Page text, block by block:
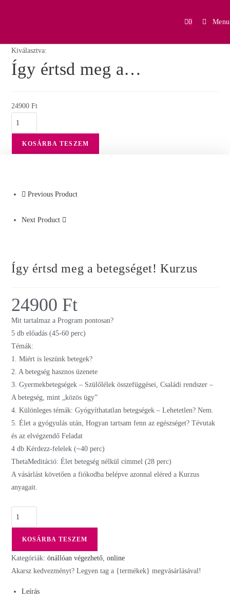
0 Menu
Kiválasztva:
Így értsd meg a…
24900Ft
KOSÁRBA TESZEM
Previous Product
Next Product
Így értsd meg a betegséget! Kurzus
24900 Ft
Mit tartalmaz a Program pontosan?
5 db előadás (45-60 perc)
Témák:
1. Miért is leszünk betegek?
2. A betegség hasznos üzenete
3. Gyermekbetegségek – Szülőlélek összefüggései, Családi rendszer –
A betegség, mint „közös ügy”
4. Különleges témák: Gyógyíthatatlan betegségek – Lehetetlen? Nem.
5. Élet a gyógyulás után, Hogyan tartsam fenn az egészséget? Tévutak
és az elvégzendő Feladat
4 db Kérdezz-felelek (~40 perc)
ThetaMeditáció: Élet betegség nélkül címmel (28 perc)
A vásárlást követően a fiókodba belépve azonnal eléred a Kurzus
anyagait.
KOSÁRBA TESZEM
Kategóriák:önállóan végezhető,online
Akarsz kedvezményt? Legyen tag a {termékek} megvásárlásával!
Leírás